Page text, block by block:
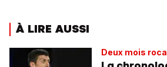
À LIRE AUSSI
Deux mois